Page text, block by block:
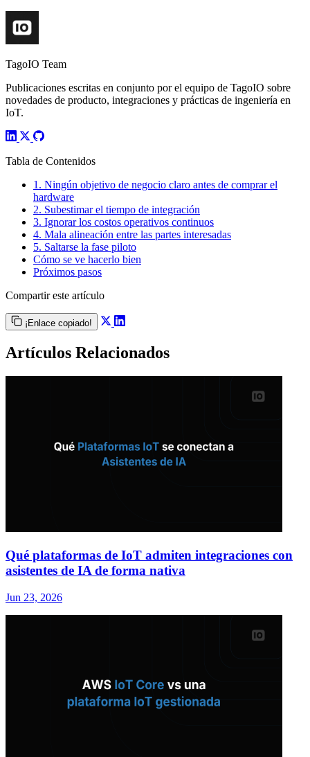
TagoIO Team
Publicaciones escritas en conjunto por el equipo de TagoIO sobre
novedades de producto, integraciones y prácticas de ingeniería en
IoT.
Tabla de Contenidos
1. Ningún objetivo de negocio claro antes de comprar el
hardware
2. Subestimar el tiempo de integración
3. Ignorar los costos operativos continuos
4. Mala alineación entre las partes interesadas
5. Saltarse la fase piloto
Cómo se ve hacerlo bien
Próximos pasos
Compartir este artículo
¡Enlace copiado!
Artículos Relacionados
Qué plataformas de IoT admiten integraciones con
asistentes de IA de forma nativa
Jun 23, 2026